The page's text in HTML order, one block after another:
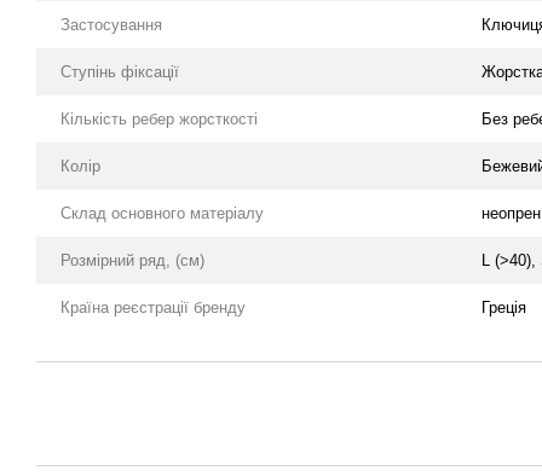
Застосування
Ступінь фіксації
Кількість ребер жорсткості Без
Колір
Склад основного матеріалу
Розмірний ряд, (см) L (>40),
Країна реєстрації бренду Греція